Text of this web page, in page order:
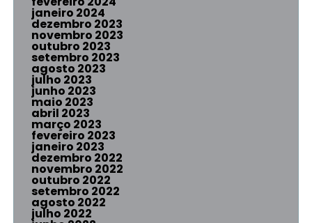
janeiro 2024
dezembro 2023
novembro 2023
outubro 2023
setembro 2023
agosto 2023
julho 2023
junho 2023
maio 2023
abril 2023
março 2023
fevereiro 2023
janeiro 2023
dezembro 2022
novembro 2022
outubro 2022
setembro 2022
agosto 2022
julho 2022